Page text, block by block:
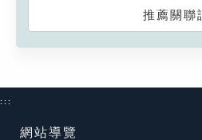
推薦關聯
:::
網站導覽